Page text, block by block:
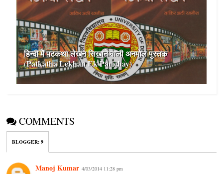
हिन्‍दी में पटकथा लेखन सिखाने वाली अनमोल पुस्तक
(Patkatha Lekhan Ek Parichay)
COMMENTS
BLOGGER:9
Manoj Kumar 4/03/2014 11:28 pm